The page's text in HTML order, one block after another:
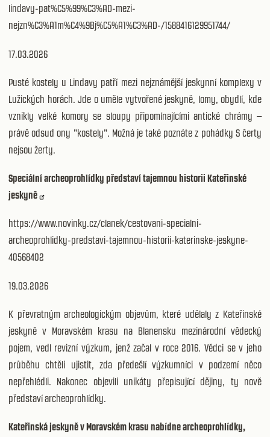
lindavy-pat%C5%99%C3%AD-mezi-
nejzn%C3%A1m%C4%9Bj%C5%A1%C3%AD-/1588416129951744/
17.03.2026
Pusté kostely u Lindavy patří mezi nejznámější jeskynní komplexy v
Lužických horách. Jde o uměle vytvořené jeskyně, lomy, obydlí, kde
vznikly velké komory se sloupy připomínajícími antické chrámy –
právě odsud ony "kostely". Možná je také poznáte z pohádky S čerty
nejsou žerty.
Speciální archeoprohlídky představí tajemnou historii Kateřinské
jeskyně
https://www.novinky.cz/clanek/cestovani-specialni-
archeoprohlidky-predstavi-tajemnou-historii-katerinske-jeskyne-
40568402
19.03.2026
K převratným archeologickým objevům, které udělaly z Kateřinské
jeskyně v Moravském krasu na Blanensku mezinárodní vědecký
pojem, vedl revizní výzkum, jenž začal v roce 2016. Vědci se v jeho
průběhu chtěli ujistit, zda předešlí výzkumníci v podzemí něco
nepřehlédli. Nakonec objevili unikáty přepisující dějiny, ty nově
představí archeoprohlídky.
Kateřinská jeskyně v Moravském krasu nabídne archeoprohlídky,